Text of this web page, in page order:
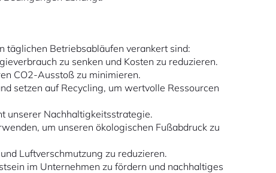
täglichen Betriebsabläufen verankert sind:
zu senken und Kosten zu reduzieren.
CO2-Ausstoß zu minimieren.
setzen auf Recycling, um wertvolle Ressourcen
unserer Nachhaltigkeitsstrategie.
um unseren ökologischen Fußabdruck zu
Luftverschmutzung zu reduzieren.
im Unternehmen zu fördern und nachhaltiges